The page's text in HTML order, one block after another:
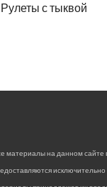
Рулеты с тыквой
материалы на данном сайте